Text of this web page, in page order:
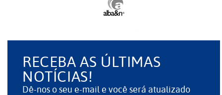
RECEBA AS ÚLTIMAS
NOTÍCIAS!
Dê-nos o seu e-mail e você será atualizado